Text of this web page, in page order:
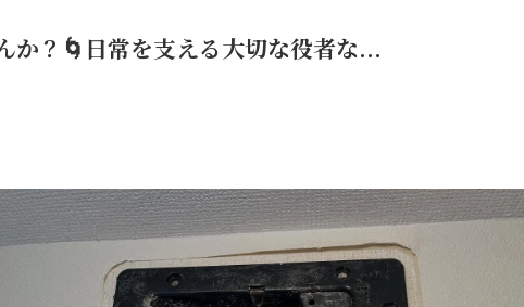
か？🌀日常を支える大切な役者な...